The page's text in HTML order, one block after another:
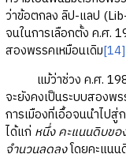
ว่าข้อตกลง ลิป-แลป
จนในการเลือกตั้ง ค.ศ.
สองพรรคเหมือนเดิม[14]
แม้ว่าช่วง ค.ศ.
จะยังคงเป็นระบบสองพ
การเมืองที่เอื้อจนนำไป
ได้แก่ หนึ่ง คะแนนดิบขอ
จำนวนลดลงโดยคะแนน